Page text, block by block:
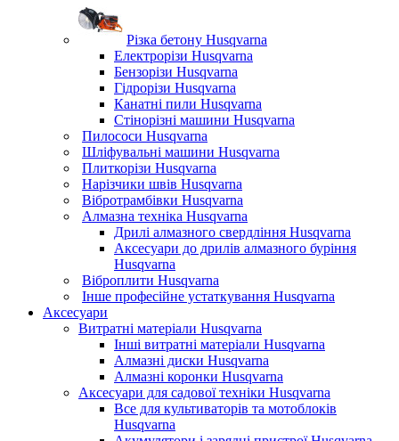
Різка бетону Husqvarna
Електрорізи Husqvarna
Бензорізи Husqvarna
Гідрорізи Husqvarna
Канатні пили Husqvarna
Стінорізні машини Husqvarna
Пилососи Husqvarna
Шліфувальні машини Husqvarna
Плиткорізи Husqvarna
Нарізчики швів Husqvarna
Вібротрамбівки Husqvarna
Алмазна техніка Husqvarna
Дрилі алмазного свердління Husqvarna
Аксесуари до дрилів алмазного буріння
Husqvarna
Віброплити Husqvarna
Інше професійне устаткування Husqvarna
Аксесуари
Витратні матеріали Husqvarna
Інші витратні матеріали Husqvarna
Алмазні диски Husqvarna
Алмазні коронки Husqvarna
Аксесуари для садової техніки Husqvarna
Все для культиваторів та мотоблоків
Husqvarna